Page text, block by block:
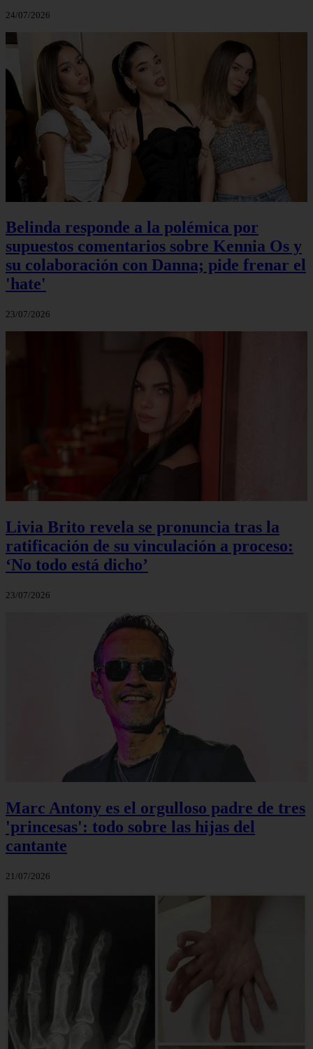
24/07/2026
Belinda responde a la polémica por
supuestos comentarios sobre Kennia Os y
su colaboración con Danna; pide frenar el
'hate'
23/07/2026
Livia Brito revela se pronuncia tras la
ratificación de su vinculación a proceso:
‘No todo está dicho’
23/07/2026
Marc Antony es el orgulloso padre de tres
'princesas': todo sobre las hijas del
cantante
21/07/2026